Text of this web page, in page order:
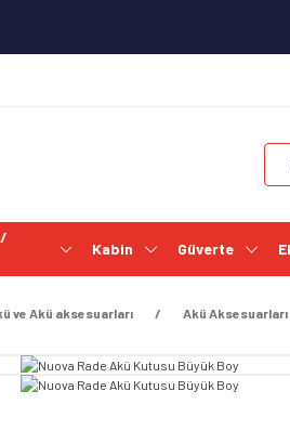
Kabin Güverte
ve Akü aksesuarları Akü Aksesuarları